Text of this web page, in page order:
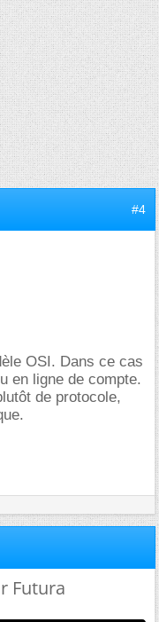
#4
OSI. Dans ce cas
en ligne de compte.
de protocole,
Futura